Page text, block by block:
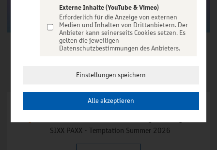
22
SIXX PAXX - Temptation Summer 2026
Externe Inhalte (YouTube & Vimeo)
Erforderlich für die Anzeige von externen
Medien und Inhalten von Drittanbietern. Der
Anbieter kann seinerseits Cookies setzen. Es
gelten die jeweiligen
Datenschutzbestimmungen des Anbieters.
Einstellungen speichern
Alle akzeptieren